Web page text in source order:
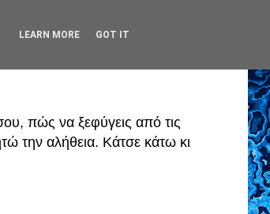
πώς να ξεφύγεις από τις
την αλήθεια. Κάτσε κάτω κι
LEARN MORE GOT IT